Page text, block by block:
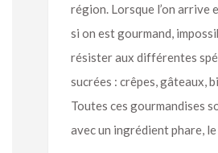
région. Lorsque l’on arrive
si on est gourmand,
résister aux différentes
sucrées : crêpes, gâteaux,
Toutes ces gourmandises
avec un ingrédient phare,